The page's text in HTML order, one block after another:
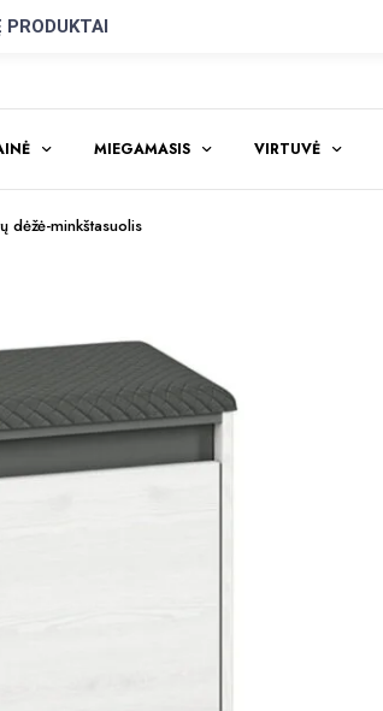
MIEGAMASIS VIRTUVĖ
dėžė-minkštasuolis
PRODUKTAI